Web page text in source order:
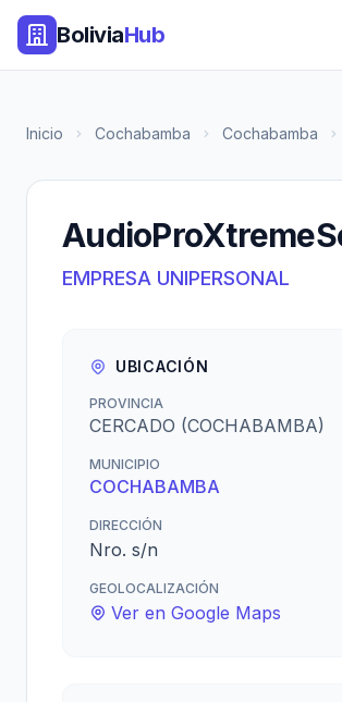
BoliviaHub
Inicio Cochabamba Cochabamba
EMPRESA UNIPERSONAL
UBICACIÓN
PROVINCIA
CERCADO (COCHABAMBA)
MUNICIPIO
COCHABAMBA
DIRECCIÓN
Nro. s/n
GEOLOCALIZACIÓN
Ver en Google Maps